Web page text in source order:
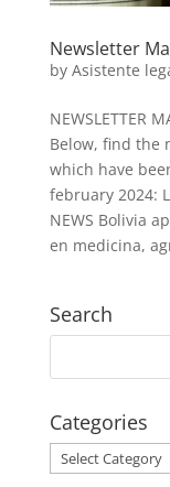
Newsletter
by Asistente
NEWSLETTER
Below, find the
which have
february 2024:
NEWS Bolivia
en medicina,
Search
Categories
Categories